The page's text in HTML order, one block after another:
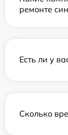
ремонте
Есть ли у
Сколько